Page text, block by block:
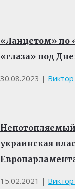
«Ланцетом» по
«глаза» под
30.08.2023 |
украинская
15.02.2021 |